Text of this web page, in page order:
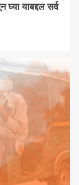
याबद्दल सर्व